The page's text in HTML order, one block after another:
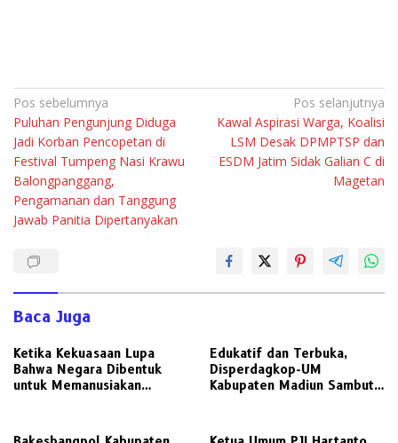
Navigasi
pos
Pos sebelumnya
‎Puluhan Pengunjung Diduga
Jadi Korban Pencopetan di
Festival Tumpeng Nasi Krawu
Balongpanggang,
Pengamanan dan Tanggung
Jawab Panitia Dipertanyakan
Pos selanjutnya
Kawal Aspirasi Warga, Koalisi
LSM Desak DPMPTSP dan
ESDM Jatim Sidak Galian C di
Magetan
Baca Juga
Ketika Kekuasaan Lupa
Bahwa Negara Dibentuk
untuk Memanusiakan
Edukatif dan Terbuka,
Disperdagkop-UM
Kabupaten Madiun Sambut
Regulasi Koperasi